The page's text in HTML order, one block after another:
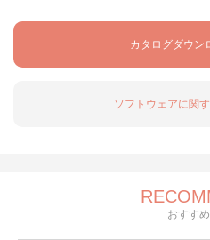
カタログダウン
ソフトウェアに関
おすす